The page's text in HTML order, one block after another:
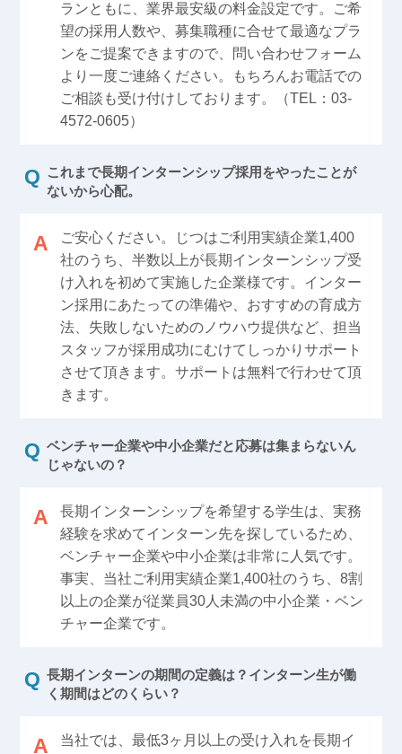
ランともに、業界最安級の料金設定です。ご希
望の採用人数や、募集職種に合せて最適なプラ
ンをご提案できますので、問い合わせフォーム
より一度ご連絡ください。もちろんお電話での
ご相談も受け付けしております。（TEL：03-
4572-0605）
これまで長期インターンシップ採用をやったことが
ないから心配。
ご安心ください。じつはご利用実績企業1,400
社のうち、半数以上が長期インターンシップ受
け入れを初めて実施した企業様です。インター
ン採用にあたっての準備や、おすすめの育成方
法、失敗しないためのノウハウ提供など、担当
スタッフが採用成功にむけてしっかりサポート
させて頂きます。サポートは無料で行わせて頂
きます。
ベンチャー企業や中小企業だと応募は集まらないん
じゃないの？
長期インターンシップを希望する学生は、実務
経験を求めてインターン先を探しているため、
ベンチャー企業や中小企業は非常に人気です。
事実、当社ご利用実績企業1,400社のうち、8割
以上の企業が従業員30人未満の中小企業・ベン
チャー企業です。
長期インターンの期間の定義は？インターン生が働
く期間はどのくらい？
当社では、最低3ヶ月以上の受け入れを長期イ